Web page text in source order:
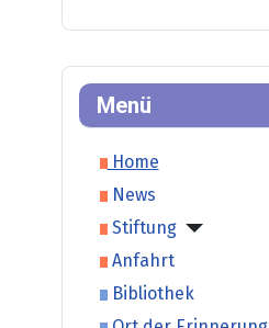
Menü
Home
News
Stiftung
Anfahrt
Bibliothek